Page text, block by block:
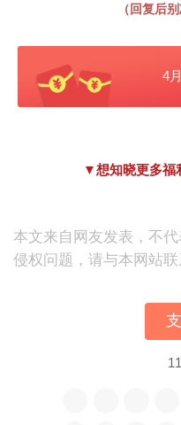
（回复后
▼想知晓更多福
本文来自网友发表，不
侵权问题，请与本网站联